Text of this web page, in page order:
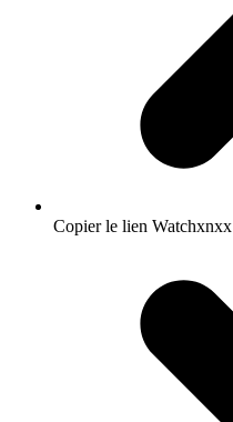
Copier le lien Watchxnxx